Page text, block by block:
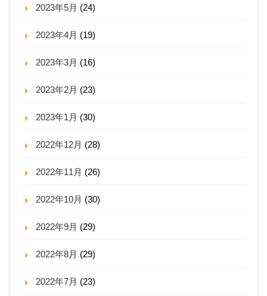
2023年5月 (24)
2023年4月 (19)
2023年3月 (16)
2023年2月 (23)
2023年1月 (30)
2022年12月 (28)
2022年11月 (26)
2022年10月 (30)
2022年9月 (29)
2022年8月 (29)
2022年7月 (23)